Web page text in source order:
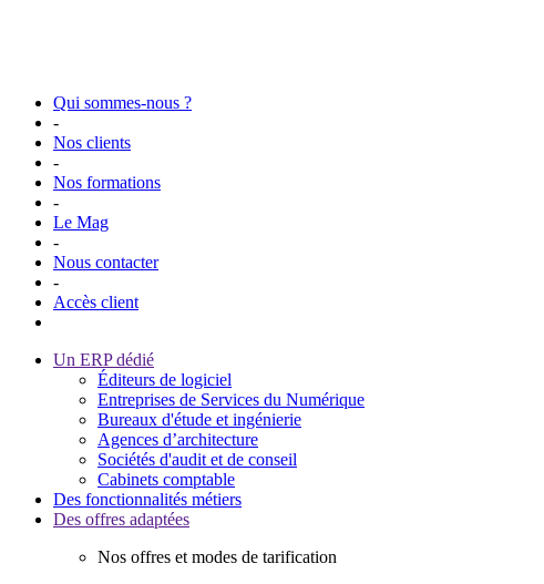
Qui sommes-nous ?
-
Nos clients
-
Nos formations
-
Le Mag
-
Nous contacter
-
Accès client
Un ERP dédié
Éditeurs de logiciel
Entreprises de Services du Numérique
Bureaux d'étude et ingénierie
Agences d’architecture
Sociétés d'audit et de conseil
Cabinets comptable
Des fonctionnalités métiers
Des offres adaptées
Nos offres et modes de tarification